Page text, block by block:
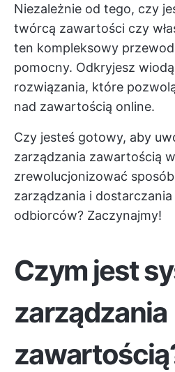
Niezależnie od tego, czy
twórcą zawartości czy
ten kompleksowy
pomocny. Odkryjesz
rozwiązania, które
nad zawartością online.
Czy jesteś gotowy, aby
zarządzania zawartością
zrewolucjonizować
zarządzania i
odbiorców? Zaczynajmy!
Czym jest
zarządzania